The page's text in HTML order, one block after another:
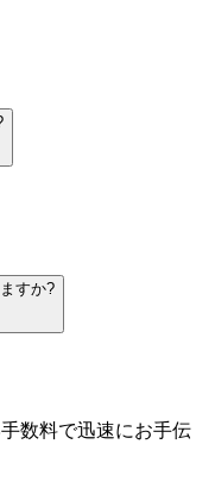
すか?
数料で迅速にお手伝